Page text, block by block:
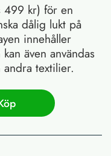
kr) för en
dålig lukt på
innehåller
även användas
textilier.